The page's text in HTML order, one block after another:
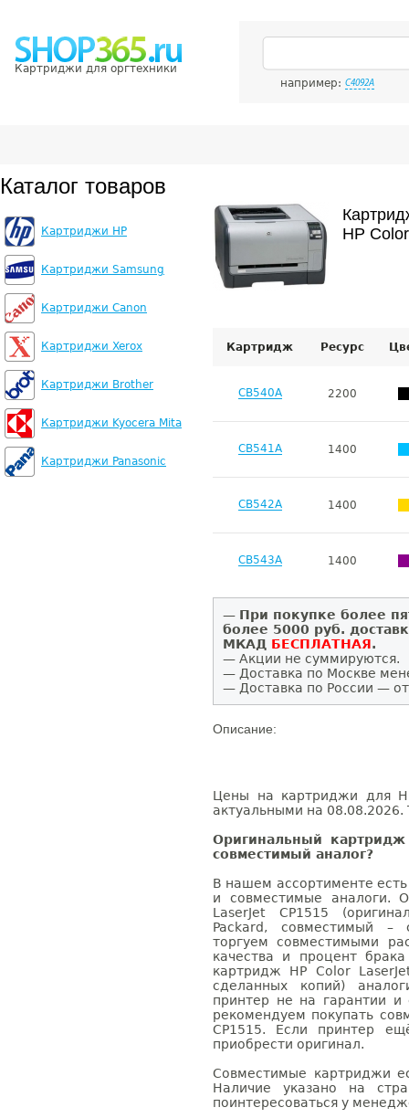
Картриджи для оргтехники
например: C4092A
Каталог товаров
Картриджи HP
Картриджи Samsung
Картриджи Canon
Картриджи Xerox
Картриджи Brother
Картриджи Kyocera Mita
Картриджи Panasonic
HP
Картридж Ресурс
CB540A 2200
CB541A 1400
CB542A 1400
CB543A 1400
— При покупке более
более 5000 руб.
МКАД БЕСПЛАТНАЯ.
— Акции не суммируются.
— Доставка по Москве
— Доставка по России —
Описание:
Цены на картриджи для
актуальными на 08.08.2026.
Оригинальный
совместимый аналог?
В нашем ассортименте
и совместимые аналоги.
LaserJet CP1515
Packard, совместимый –
торгуем совместимыми
качества и процент
картридж HP Color
сделанных копий)
принтер не на гарантии
рекомендуем покупать
CP1515. Если принтер
приобрести оригинал.
Совместимые картриджи
Наличие указано на
поинтересоваться у